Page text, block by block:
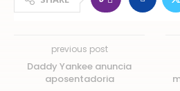
previous post
Daddy Yankee anuncia
aposentadoria